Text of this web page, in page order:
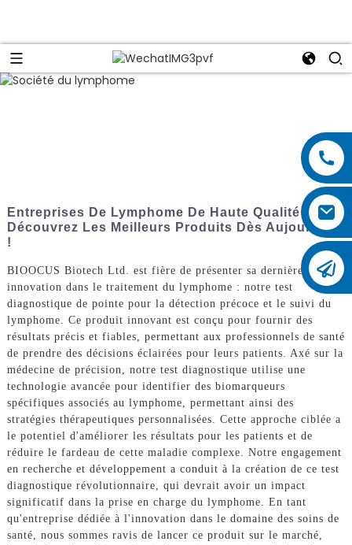
Entreprises De Lymphome De Haute Qualité :
Découvrez Les Meilleurs Produits Dès Aujourd'hui
!
BIOOCUS Biotech Ltd. est fière de présenter sa dernière
innovation dans le traitement du lymphome : notre test
diagnostique de pointe pour la détection précoce et le suivi du
lymphome. Ce produit innovant est conçu pour fournir des
résultats précis et fiables, permettant aux professionnels de santé
de prendre des décisions éclairées pour leurs patients. Axé sur la
médecine de précision, notre test diagnostique utilise une
technologie avancée pour identifier des biomarqueurs
spécifiques associés au lymphome, permettant ainsi des
stratégies thérapeutiques personnalisées. Cette approche ciblée a
le potentiel d'améliorer les résultats pour les patients et de
réduire le fardeau de cette maladie complexe. Notre engagement
en recherche et développement a conduit à la création de ce test
diagnostique révolutionnaire, qui devrait avoir un impact
significatif dans la prise en charge du lymphome. En tant
qu'entreprise dédiée à l'innovation dans le domaine des soins de
santé, nous sommes ravis de lancer ce produit sur le marché,